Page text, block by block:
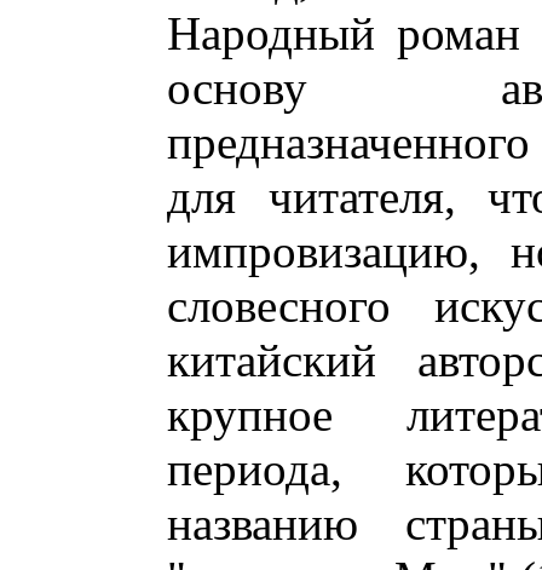
Народный роман
основу
для читателя,
импровизацию,
словесного
китайский
крупное
периода,
названию